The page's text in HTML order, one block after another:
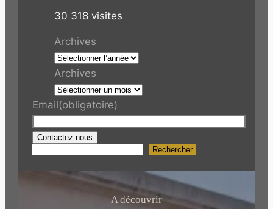
30 318 visites
Archives
Archives
Email(obligatoire)
Contactez-nous
R
Rechercher
A découvrir